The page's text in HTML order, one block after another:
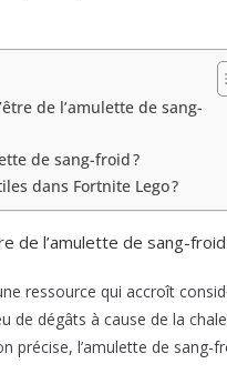
de l’amulette de sang-
de sang-froid ?
dans Fortnite Lego ?
de l’amulette de sang-froid
ressource qui accroît
de dégâts à cause de la
précise, l’amulette de sang-